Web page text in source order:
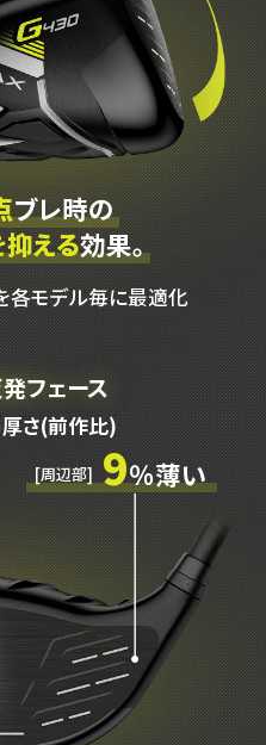
ブレ時の
える効果。
各モデル毎に最適化
フェース
さ(前作比)
[周辺部] 9％薄い